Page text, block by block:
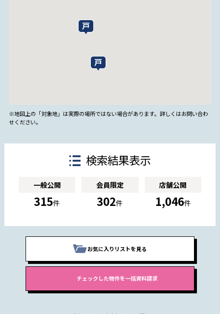
※地図上の「対象地」は実際の場所ではない場合があります。詳しくはお問い合わ
せください。
検索結果表示
一般公開
315件
会員限定
302件
店舗公開
1,046件
お気に入りリストを見る